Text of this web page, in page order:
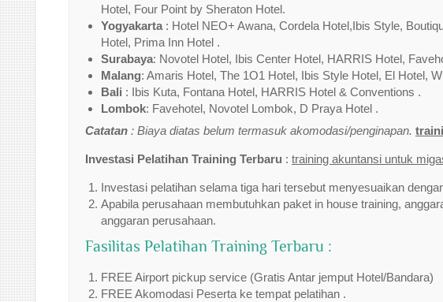
Hotel, Four Point by Sheraton Hotel.
Yogyakarta : Hotel NEO+ Awana, Cordela Hotel,Ibis Style,
Hotel, Prima Inn Hotel .
Surabaya: Novotel Hotel, Ibis Center Hotel, HARRIS Hotel,
Malang: Amaris Hotel, The 1O1 Hotel, Ibis Style Hotel, El Hotel,
Bali : Ibis Kuta, Fontana Hotel, HARRIS Hotel & Conventions .
Lombok: Favehotel, Novotel Lombok, D Praya Hotel .
Catatan : Biaya diatas belum termasuk akomodasi/penginapan.
Investasi Pelatihan Training Terbaru : training akuntansi untuk
Investasi pelatihan selama tiga hari tersebut menyesuaikan
Apabila perusahaan membutuhkan paket in house training,
anggaran perusahaan.
Fasilitas Pelatihan Training Terbaru :
FREE Airport pickup service (Gratis Antar jemput Hotel/Bandara)
FREE Akomodasi Peserta ke tempat pelatihan .